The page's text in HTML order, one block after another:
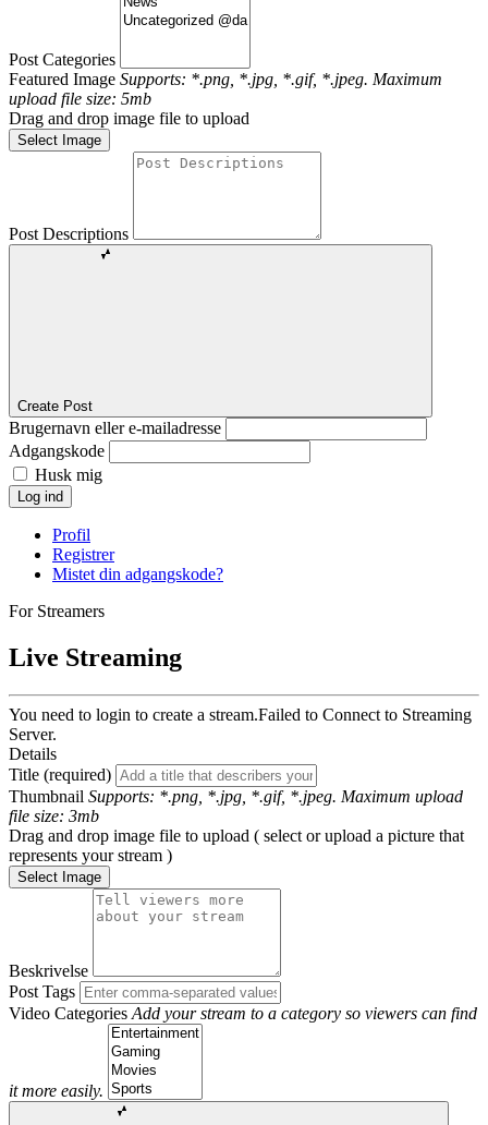
Post Categories
Featured Image Supports: *.png, *.jpg, *.gif, *.jpeg. Maximum
upload file size: 5mb
Drag and drop image file to upload
Select Image
Post Descriptions
Create Post
Brugernavn eller e-mailadresse
Adgangskode
Husk mig
Log ind
Profil
Registrer
Mistet din adgangskode?
For Streamers
Live Streaming
You need to login to create a stream.Failed to Connect to Streaming
Server.
Details
Title (required)
Thumbnail Supports: *.png, *.jpg, *.gif, *.jpeg. Maximum upload
file size: 3mb
Drag and drop image file to upload ( select or upload a picture that
represents your stream )
Select Image
Beskrivelse
Post Tags
Video Categories Add your stream to a category so viewers can find
it more easily.